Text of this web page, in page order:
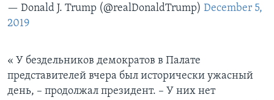
— Donald J. Trump (@realDonaldTrump) December 5,
2019
« У бездельников демократов в Палате
представителей вчера был исторически ужасный
день, – продолжал президент. – У них нет